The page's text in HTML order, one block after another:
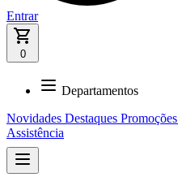
Entrar
0
Departamentos
Novidades Destaques Promoções
Assistência